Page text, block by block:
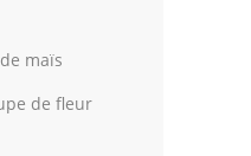
maïs
de fleur